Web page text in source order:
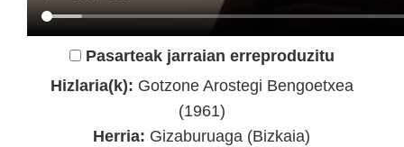
Pasarteak jarraian erreproduzitu
Hizlaria(k): Gotzone Arostegi Bengoetxea
(1961)
Herria: Gizaburuaga (Bizkaia)